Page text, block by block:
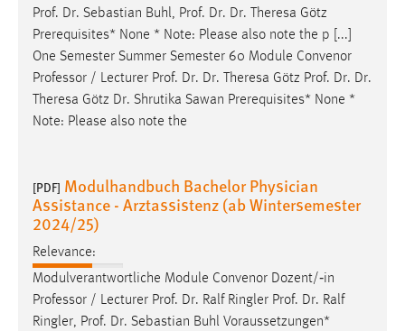
Prof. Dr. Sebastian Buhl, Prof. Dr. Dr. Theresa Götz
Prerequisites* None * Note: Please also note the p [...]
One Semester Summer Semester 60 Module Convenor
Professor / Lecturer Prof. Dr. Dr. Theresa Götz Prof. Dr. Dr.
Theresa Götz Dr. Shrutika Sawan Prerequisites* None *
Note: Please also note the
[PDF] Modulhandbuch Bachelor Physician
Assistance - Arztassistenz (ab Wintersemester
2024/25)
Relevance:
Modulverantwortliche Module Convenor Dozent/‐in
Professor / Lecturer Prof. Dr. Ralf Ringler Prof. Dr. Ralf
Ringler, Prof. Dr. Sebastian Buhl Voraussetzungen*